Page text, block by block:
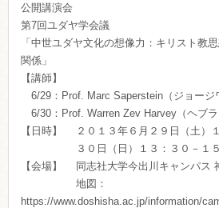
公開講演会
第7回ユダヤ学会議
「中世ユダヤ文化の想像力：キリスト教
関係」
【講師】
6/29：Prof. Marc Saperstein（ジョージ
6/30：Prof. Warren Zev Harvey（ヘブラ
【日時】 ２０１３年６月２９日（土）
３０日（日）１３：３０－１５
【会場】 同志社大学今出川キャンパス
地図：
https://www.doshisha.ac.jp/information/